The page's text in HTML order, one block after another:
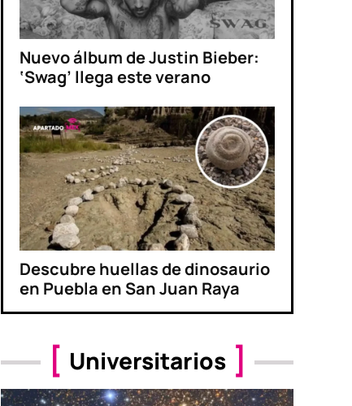
Nuevo álbum de Justin Bieber:
‘Swag’ llega este verano
Descubre huellas de dinosaurio
en Puebla en San Juan Raya
Universitarios